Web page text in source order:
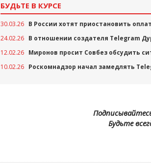
БУДЬТЕ В КУРСЕ
30.03.26 В России хотят приостановить
24.02.26 В отношении создателя Telegram
12.02.26 Миронов просит Совбез обсудить
10.02.26 Роскомнадзор начал замедлять
Будьте